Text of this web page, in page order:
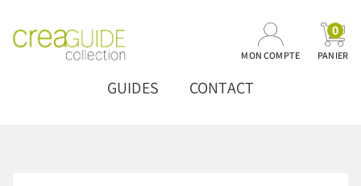
MON COMPTE
0
PANIER
GUIDES CONTACT